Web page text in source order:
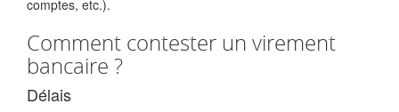
comptes, etc.).
Comment contester un virement
bancaire ?
Délais